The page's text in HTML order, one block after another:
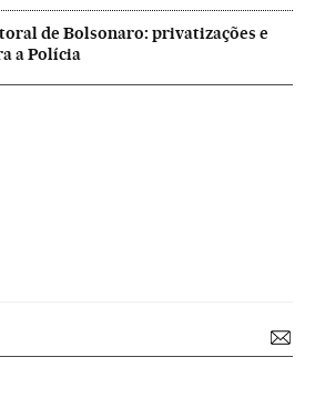
de Bolsonaro: privatizações e
a Polícia